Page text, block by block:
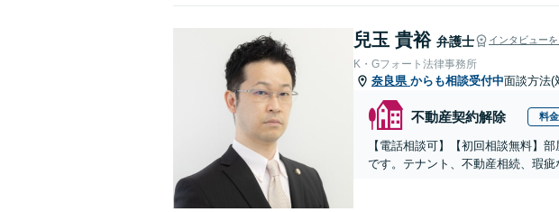
兒玉 貴裕 弁護士 インタビュー
K・Gフォート法律事務所
奈良県 からも相談受付中面談方法(
不動産契約解除 料
【電話相談可】【初回相談無料】
です。テナント、不動産相続、瑕